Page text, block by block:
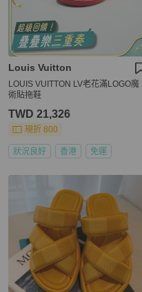
Louis Vuitton
LOUIS VUITTON LV老花滿LOGO魔
術貼拖鞋
TWD 21,326
現折 800
狀況良好 香港 免運